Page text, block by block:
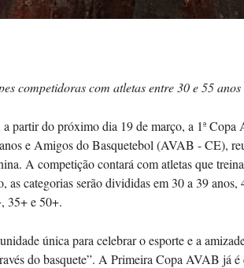
competidoras com atletas entre 30 e 55 anos
partir do próximo dia 19 de março, a 1ª Copa
e Amigos do Basquetebol (AVAB - CE),
A competição contará com atletas que
as categorias serão divididas em 30 a 39
35+ e 50+.
única para celebrar o esporte e a
do basquete”. A Primeira Copa AVAB já